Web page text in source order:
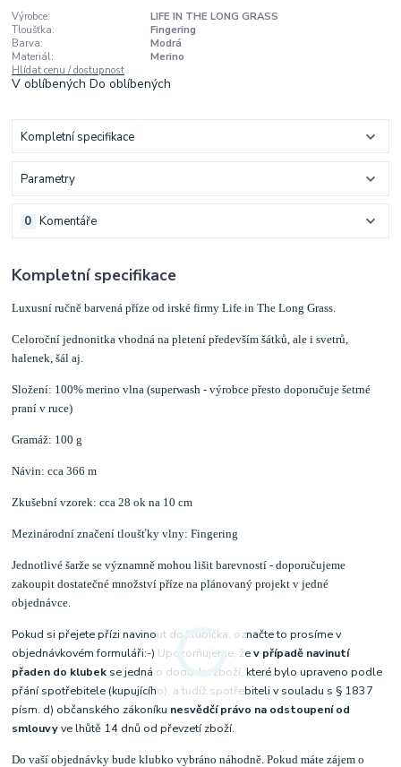
Výrobce:
LIFE IN THE LONG GRASS
Tloušťka:
Fingering
Barva:
Modrá
Materiál:
Merino
Hlídat cenu / dostupnost
V oblíbenýchDo oblíbených
Kompletní specifikace
Parametry
Komentáře
0
Kompletní specifikace
Luxusní ručně barvená příze od irské firmy Life in The Long Grass.
Celoroční jednonitka vhodná na pletení především šátků, ale i svetrů,
halenek, šál aj.
Složení: 100% merino vlna (superwash - výrobce přesto doporučuje šetrné
praní v ruce)
Gramáž: 100 g
Návin: cca 366 m
Zkušební vzorek: cca 28 ok na 10 cm
Mezinárodní značení tloušťky vlny: Fingering
Jednotlivé šarže se významně mohou lišit barevností - doporučujeme
zakoupit dostatečné množství příze na plánovaný projekt v jedné
objednávce.
Pokud si přejete přízi navinout do klubíčka, označte to prosíme v
objednávkovém formuláři:-) Upozorňujeme, žev případě navinutí
přaden do klubek se jedná o dodávku zboží, které bylo upraveno podle
přání spotřebitele (kupujícího), a tudíž spotřebiteli v souladu s § 1837
písm. d) občanského zákoníku nesvědčí právo na odstoupení od
smlouvyve lhůtě 14 dnů od převzetí zboží.
Do vaší objednávky bude klubko vybráno náhodně. Pokud máte zájem o